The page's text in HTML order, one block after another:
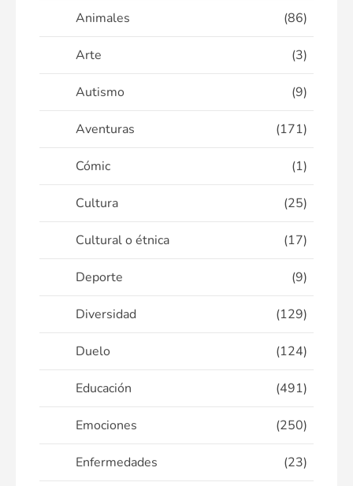
Animales (86)
Arte (3)
Autismo (9)
Aventuras (171)
Cómic (1)
Cultura (25)
Cultural o étnica (17)
Deporte (9)
Diversidad (129)
Duelo (124)
Educación (491)
Emociones (250)
Enfermedades (23)